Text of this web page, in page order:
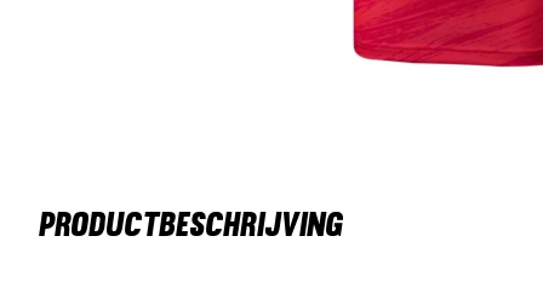
PRODUCTBESCHRIJVING